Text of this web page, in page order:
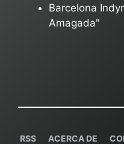
Barcelona
Amagada"
RSS ACERCA DE C